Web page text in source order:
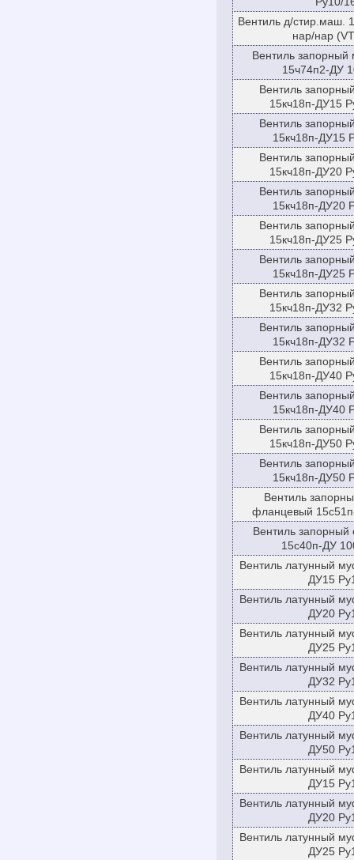
Вентиль д/стир.маш.
нар/нар
Вентиль
15ч74п2-ДУ
Вентиль
15кч18п-ДУ15
Вентиль
15кч18п-ДУ15
Вентиль
15кч18п-ДУ20
Вентиль
15кч18п-ДУ20
Вентиль
15кч18п-ДУ25
Вентиль
15кч18п-ДУ25
Вентиль
15кч18п-ДУ32
Вентиль
15кч18п-ДУ32
Вентиль
15кч18п-ДУ40
Вентиль
15кч18п-ДУ40
Вентиль
15кч18п-ДУ50
Вентиль
15кч18п-ДУ50
Вентиль
фланцевый
Вентиль
15с40п-ДУ
Вентиль латунный
ДУ15
Вентиль латунный
ДУ20
Вентиль латунный
ДУ25
Вентиль латунный
ДУ32
Вентиль латунный
ДУ40
Вентиль латунный
ДУ50
Вентиль латунный
ДУ15
Вентиль латунный
ДУ20
Вентиль латунный
ДУ25